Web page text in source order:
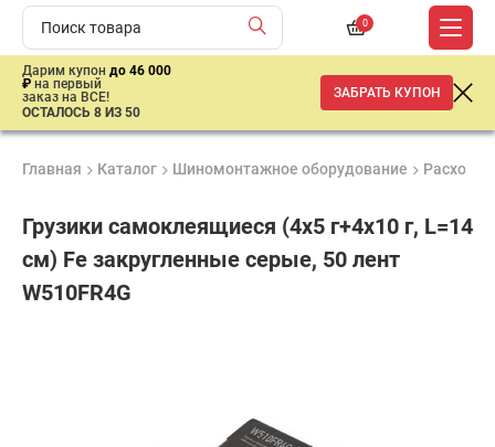
0
Дарим купон до 46 000
₽ на первый
заказ на ВСЕ!
ОСТАЛОСЬ 8 ИЗ 50
ЗАБРАТЬ КУПОН
Главная Каталог Шиномонтажное оборудование
Грузики самоклеящиеся (4х5 г+4х10 г, L=14
см) Fe закругленные серые, 50 лент
W510FR4G